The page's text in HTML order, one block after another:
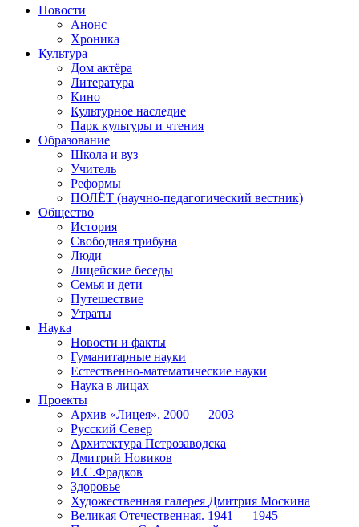
Новости
Анонс
Хроника
Культура
Дом актёра
Литература
Кино
Культурное наследие
Парк культуры и чтения
Образование
Школа и вуз
Учитель
Реформы
ПОЛЁТ (научно-педагогический вестник)
Общество
История
Свободная трибуна
Люди
Лицейские беседы
Семья и дети
Путешествие
Утраты
Наука
Новости и факты
Гуманитарные науки
Естественно-математические науки
Наука в лицах
Проекты
Архив «Лицея». 2000 — 2003
Русский Север
Архитектура Петрозаводска
Дмитрий Новиков
И.С.Фрадков
Здоровье
Художественная галерея Дмитрия Москина
Великая Отечественная. 1941 — 1945